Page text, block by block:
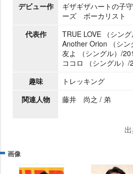
デビュー作
ギザギザハートの子
ーズ ボーカリスト
代表作
TRUE LOVE （シン
Another Orion （シ
友よ （シングル）/
ココロ （シングル）/
趣味
トレッキング
関連人物
藤井 尚之 / 弟
画像